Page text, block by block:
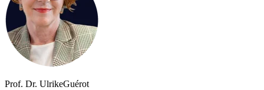
Prof. Dr. UlrikeGuérot